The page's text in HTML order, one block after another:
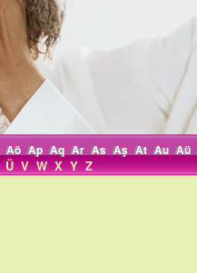
Aö Ap Aq Ar As Aş At Au Aü
Ü V W X Y Z